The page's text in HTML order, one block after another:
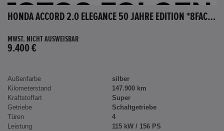
HONDA ACCORD 2.0 ELEGANCE 50 JAHRE EDITION *8FACH BEREIFT*
MWST. NICHT AUSWEISBAR
9.400 €
Außenfarbe
silber
Kilometerstand
147.900 km
Kraftstoffart
Super
Getriebe
Schaltgetriebe
Türen
4
Leistung
115 kW / 156 PS